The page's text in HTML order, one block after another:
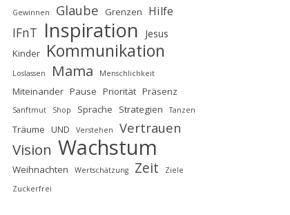
Gewinnen Glaube Grenzen Hilfe
IFnT Inspiration Jesus
Kinder Kommunikation
Loslassen Mama Menschlichkeit
Miteinander Pause Priorität Präsenz
Sanftmut Shop Sprache Strategien Tanzen
Träume UND Verstehen Vertrauen
Vision Wachstum
Weihnachten Wertschätzung Zeit
Ziele
Zuckerfrei